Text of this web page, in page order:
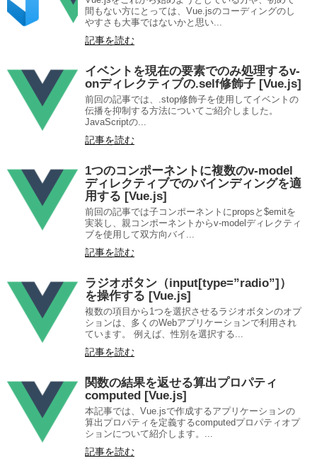
間もない方にとっては、Vue.jsのコーディングのし
やすさも大事ではないかと思い...
記事を読む
イベントを現在の要素でのみ処理するv-
onディレクティブの.self修飾子 [Vue.js]
前回の記事では、.stop修飾子を使用してイベントの
伝播を抑制する方法についてご紹介しました。
JavaScriptの...
記事を読む
1つのコンポーネントに複数のv-model
ディレクティブでのバインディングを適
用する [Vue.js]
前回の記事では子コンポーネントにpropsと$emitを
実装し、親コンポーネントからv-modelディレクティ
ブを使用して双方向バイ...
記事を読む
ラジオボタン（input[type=”radio”]）
を操作する [Vue.js]
複数の項目から1つを選択させるラジオボタンのオプ
ションは、多くのWebアプリケーションで利用され
ています。 例えば、性別を選択する...
記事を読む
関数の結果を返せる算出プロパティ
computed [Vue.js]
本記事では、Vue.jsで作成するアプリケーションの
算出プロパティを定義するcomputedプロパティオプ
ションについて紹介します。...
記事を読む